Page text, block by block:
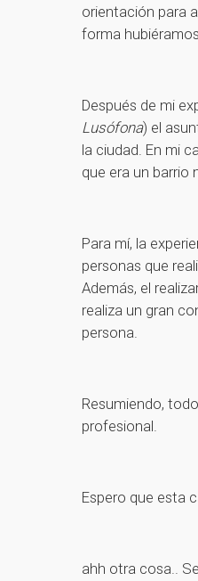
orientación para
forma
Después de mi
Lusófona) el
la ciudad. En mi
que era un barrio
Para mí, la
personas que
Además, el
realiza un gran
persona.
Resumiendo,
profesional.
Espero que esta
ahh otra cosa..